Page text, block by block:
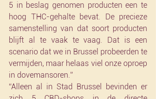
5 in beslag genomen producten een te
hoog THC-gehalte bevat. De precieze
samenstelling van dat soort producten
blijft al te vaak te vaag. Dat is een
scenario dat we in Brussel probeerden te
vermijden, maar helaas viel onze oproep
in dovemansoren.”
“Alleen al in Stad Brussel bevinden er